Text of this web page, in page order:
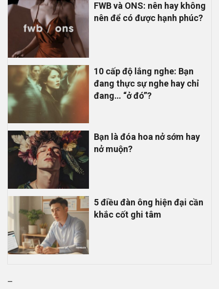
FWB và ONS: nên hay không
nên để có được hạnh phúc?
10 cấp độ lắng nghe: Bạn
đang thực sự nghe hay chỉ
đang… “ở đó”?
Bạn là đóa hoa nở sớm hay
nở muộn?
5 điều đàn ông hiện đại cần
khắc cốt ghi tâm
–